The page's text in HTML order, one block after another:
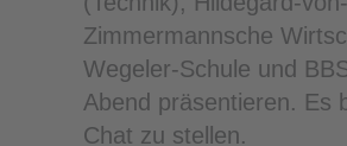
Zimmermannsche
Wegeler-Schule und
Abend präsentieren. Es
Chat zu stellen.